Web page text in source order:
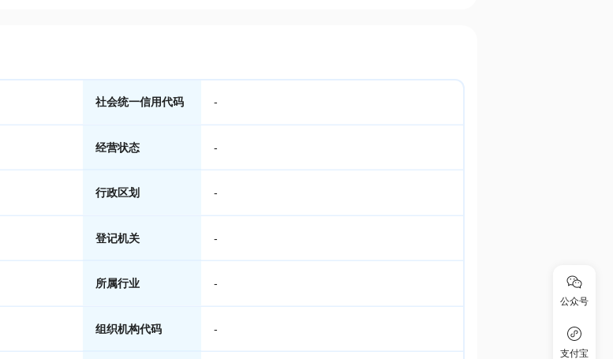
社会统一信用代码 -
经营状态 -
行政区划 -
登记机关 -
所属行业 -
组织机构代码 -
公众号
支付宝